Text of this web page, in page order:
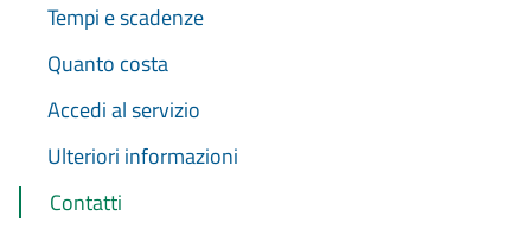
Tempi e scadenze
Quanto costa
Accedi al servizio
Ulteriori informazioni
Contatti